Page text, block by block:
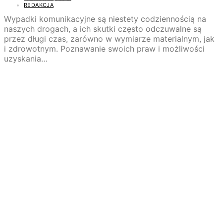
REDAKCJA
Wypadki komunikacyjne są niestety codziennością na
naszych drogach, a ich skutki często odczuwalne są
przez długi czas, zarówno w wymiarze materialnym, jak
i zdrowotnym. Poznawanie swoich praw i możliwości
uzyskania…